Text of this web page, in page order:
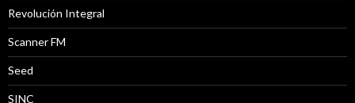
Revolución Integral
Scanner FM
Seed
SINC